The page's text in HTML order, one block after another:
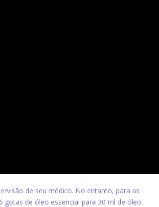
de seu médico. No entanto, para as
de óleo essencial para 30 ml de óleo